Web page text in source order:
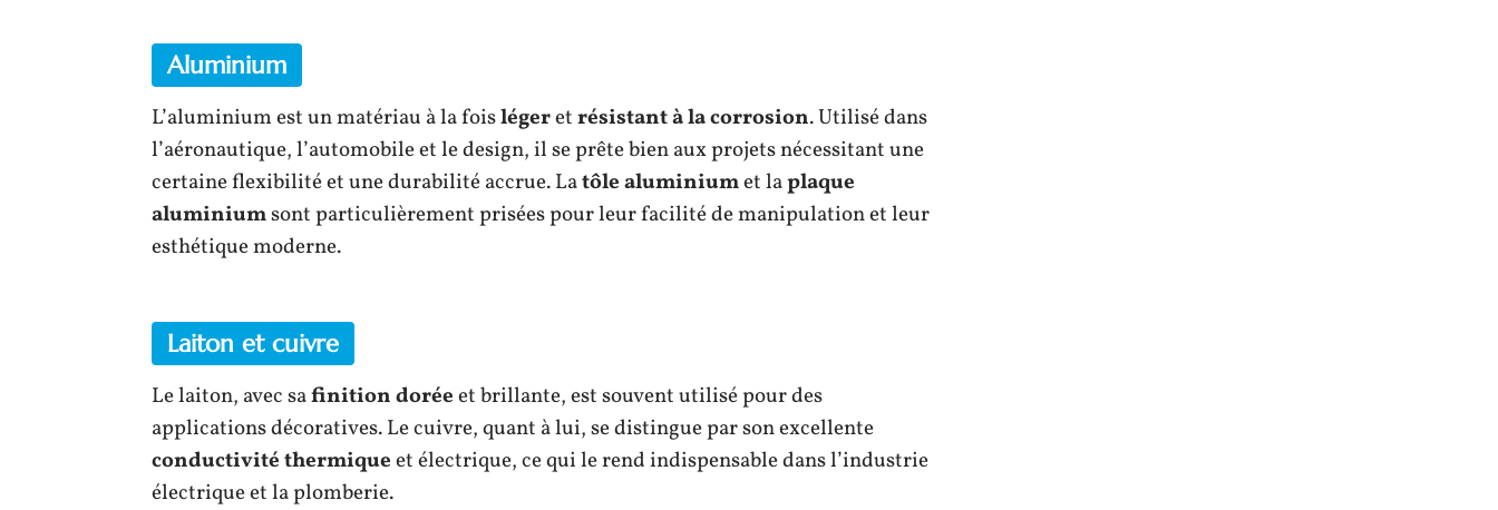
Aluminium
L’aluminium est un matériau à la foislégeretrésistant à la corrosion. Utilisé dans
l’aéronautique, l’automobile et le design, il se prête bien aux projets nécessitant une
certaine flexibilité et une durabilité accrue. Latôle aluminiumet laplaque
aluminiumsont particulièrement prisées pour leur facilité de manipulation et leur
esthétique moderne.
Laiton et cuivre
Le laiton, avec safinition doréeet brillante, est souvent utilisé pour des
applications décoratives. Le cuivre, quant à lui, se distingue par son excellente
conductivité thermiqueet électrique, ce qui le rend indispensable dans l’industrie
électrique et la plomberie.